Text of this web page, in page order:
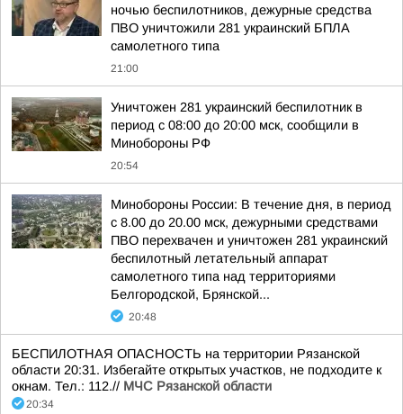
ночью беспилотников, дежурные средства
ПВО уничтожили 281 украинский БПЛА
самолетного типа
21:00
Уничтожен 281 украинский беспилотник в
период с 08:00 до 20:00 мск, сообщили в
Минобороны РФ
20:54
Минобороны России: В течение дня, в период
с 8.00 до 20.00 мск, дежурными средствами
ПВО перехвачен и уничтожен 281 украинский
беспилотный летательный аппарат
самолетного типа над территориями
Белгородской, Брянской...
20:48
БЕСПИЛОТНАЯ ОПАСНОСТЬ на территории Рязанской
области 20:31. Избегайте открытых участков, не подходите к
окнам. Тел.: 112.// МЧС Рязанской области
20:34